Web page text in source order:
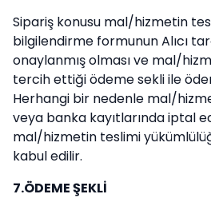
Sipariş konusu mal/hizmetin
bilgilendirme formunun Alıcı
onaylanmış olması ve mal/
tercih ettiği ödeme sekli ile
Herhangi bir nedenle mal/
veya banka kayıtlarında iptal
mal/hizmetin teslimi
kabul edilir.
7.ÖDEME ŞEKLİ